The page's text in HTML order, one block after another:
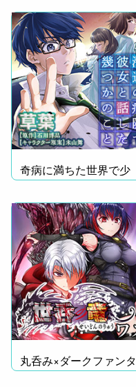
奇病に満ちた世界で少
年は…
丸呑み×ダークファンタ
ジー!!